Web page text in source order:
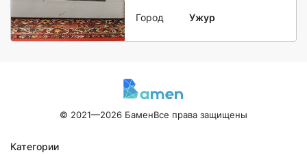
Город Ужур
© 2021—2026 БаменВсе права защищены
Категории